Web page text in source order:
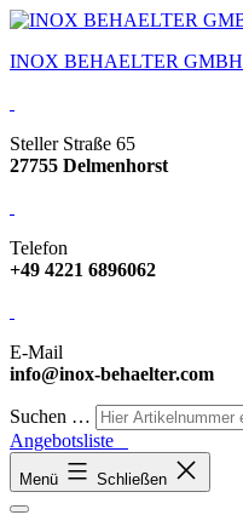
INOX BEHAELTER GMBH
Steller Straße 65
27755 Delmenhorst
Telefon
+49 4221 6896062
E-Mail
info@inox-behaelter.com
Suchen …
Angebotsliste
Menü Schließen